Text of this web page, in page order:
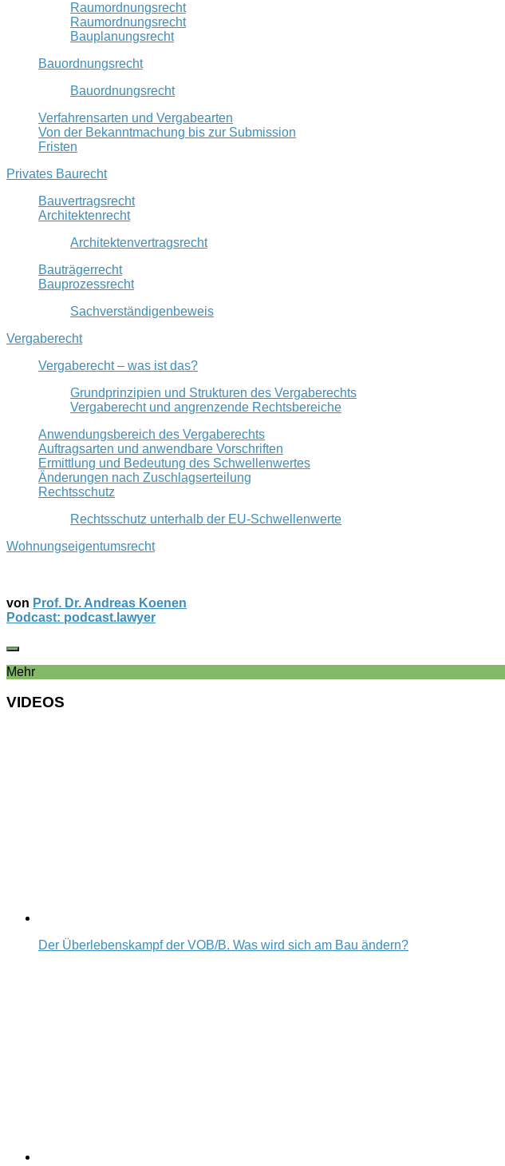
Raumordnungsrecht
Raumordnungsrecht
Bauplanungsrecht
Bauordnungsrecht
Bauordnungsrecht
Verfahrensarten und Vergabearten
Von der Bekanntmachung bis zur Submission
Fristen
Privates Baurecht
Bauvertragsrecht
Architektenrecht
Architektenvertragsrecht
Bauträgerrecht
Bauprozessrecht
Sachverständigenbeweis
Vergaberecht
Vergaberecht – was ist das?
Grundprinzipien und Strukturen des Vergaberechts
Vergaberecht und angrenzende Rechtsbereiche
Anwendungsbereich des Vergaberechts
Auftragsarten und anwendbare Vorschriften
Ermittlung und Bedeutung des Schwellenwertes
Änderungen nach Zuschlagserteilung
Rechtsschutz
Rechtsschutz unterhalb der EU-Schwellenwerte
Wohnungseigentumsrecht
von Prof. Dr. Andreas Koenen
Podcast: podcast.lawyer
Mehr
VIDEOS
Der Überlebenskampf der VOB/B. Was wird sich am Bau ändern?